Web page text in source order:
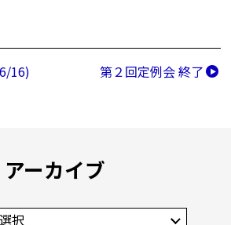
16) 第２回定例会 終了
アーカイブ